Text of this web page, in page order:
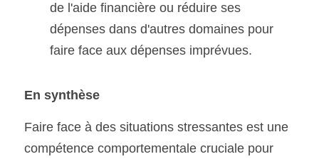
de l'aide financière ou réduire ses
dépenses dans d'autres domaines pour
faire face aux dépenses imprévues.
En synthèse
Faire face à des situations stressantes est une
compétence comportementale cruciale pour